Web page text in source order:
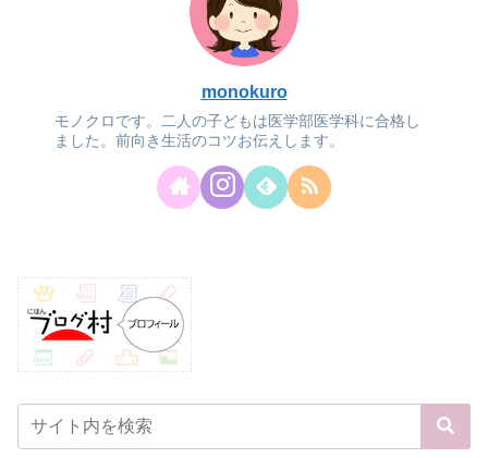
monokuro
モノクロです。二人の子どもは医学部医学科に合格し
ました。前向き生活のコツお伝えします。